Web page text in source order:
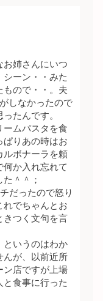
お姉さんにいつ
シーン・・みた
もので・・。夫
しなかったので
たんです。
ームパスタを食
ぱりあの時はお
ルボナーラを頼
何か入れ忘れて
＾＾；
だったので怒り
れでちゃんとお
きつく文句を言
というのはわか
んが、以前近所
ン店ですが上場
と食事に行った